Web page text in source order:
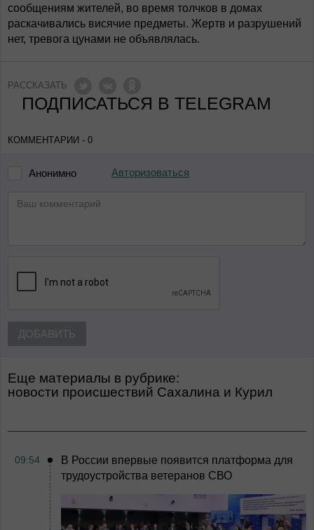
сообщениям жителей, во время толчков в домах
раскачивались висячие предметы. Жертв и разрушений
нет, тревога цунами не объявлялась.
РАССКАЗАТЬ
ПОДПИСАТЬСЯ В TELEGRAM
КОММЕНТАРИИ - 0
Анонимно Авторизоваться
ДОБАВИТЬ
Еще материалы в рубрике:
Новости происшествий Сахалина и Курил
09:54
В России впервые появится платформа для
трудоустройства ветеранов СВО